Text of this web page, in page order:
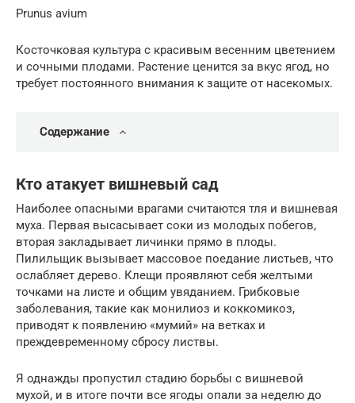
Prunus avium
Косточковая культура с красивым весенним цветением
и сочными плодами. Растение ценится за вкус ягод, но
требует постоянного внимания к защите от насекомых.
Содержание
Кто атакует вишневый сад
Наиболее опасными врагами считаются тля и вишневая
муха. Первая высасывает соки из молодых побегов,
вторая закладывает личинки прямо в плоды.
Пилильщик вызывает массовое поедание листьев, что
ослабляет дерево. Клещи проявляют себя желтыми
точками на листе и общим увяданием. Грибковые
заболевания, такие как монилиоз и коккомикоз,
приводят к появлению «мумий» на ветках и
преждевременному сбросу листвы.
Я однажды пропустил стадию борьбы с вишневой
мухой, и в итоге почти все ягоды опали за неделю до